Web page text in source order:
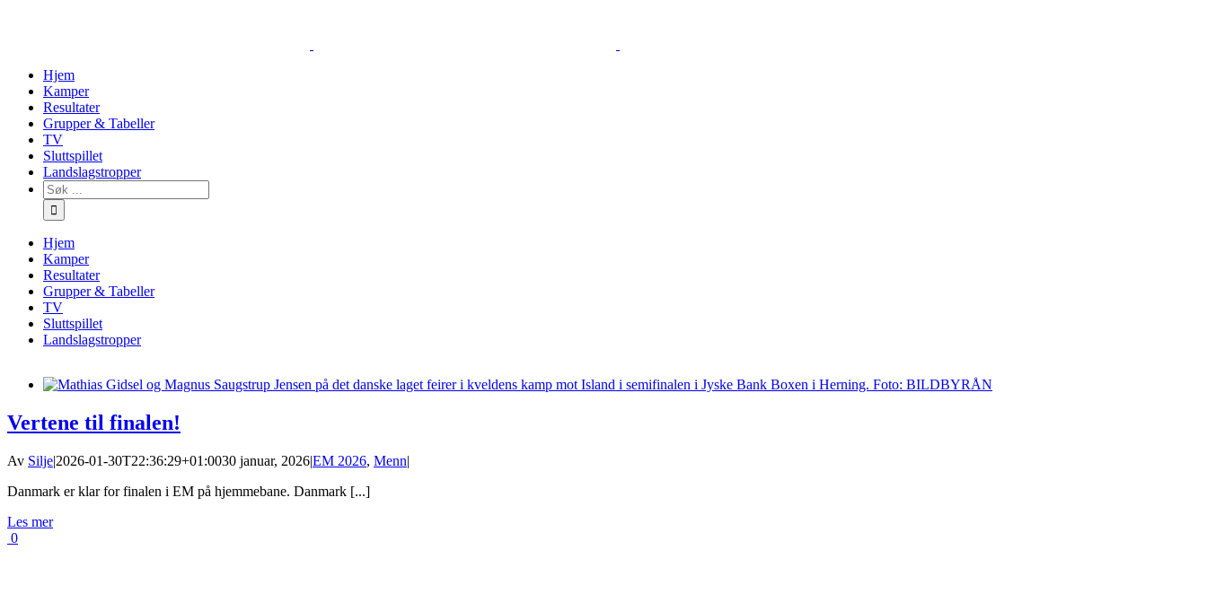
Hjem
Kamper
Resultater
Grupper & Tabeller
TV
Sluttspillet
Landslagstropper
Søk
…
Hjem
Kamper
Resultater
Grupper & Tabeller
TV
Sluttspillet
Landslagstropper
Vertene til finalen!
Av Silje|2026-01-30T22:36:29+01:0030 januar, 2026|EM 2026, Menn|
Danmark er klar for finalen i EM på hjemmebane. Danmark [...]
Les mer
0